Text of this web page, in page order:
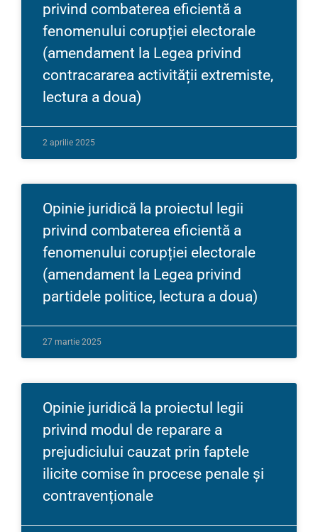
privind combaterea eficientă a
fenomenului corupției electorale
(amendament la Legea privind
contracararea activității extremiste,
lectura a doua)
2 aprilie 2025
Opinie juridică la proiectul legii
privind combaterea eficientă a
fenomenului corupției electorale
(amendament la Legea privind
partidele politice, lectura a doua)
27 martie 2025
Opinie juridică la proiectul legii
privind modul de reparare a
prejudiciului cauzat prin faptele
ilicite comise în procese penale și
contravenționale